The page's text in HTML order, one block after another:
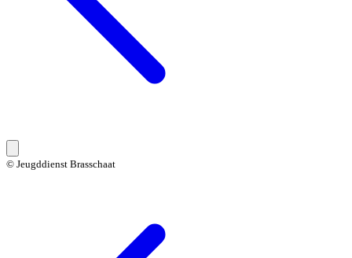
© Jeugddienst Brasschaat